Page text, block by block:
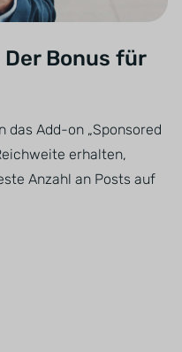
Der Bonus für
das Add-on „Sponsored
erhalten,
Anzahl an Posts auf